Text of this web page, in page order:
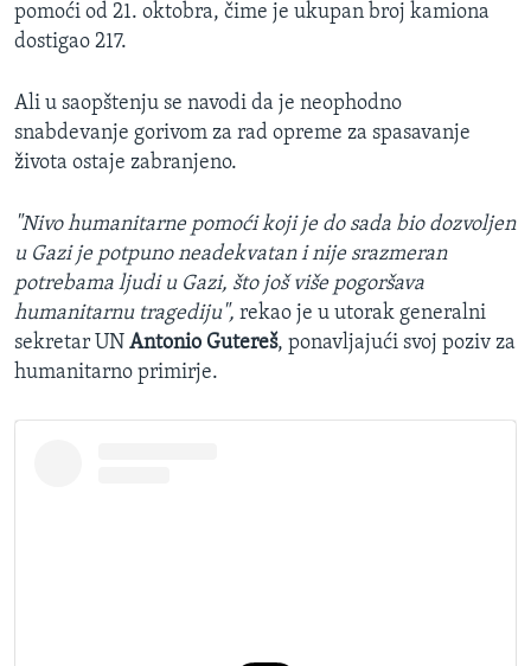
pomoći od 21. oktobra, čime je ukupan broj kamiona
dostigao 217.
Ali u saopštenju se navodi da je neophodno
snabdevanje gorivom za rad opreme za spasavanje
života ostaje zabranjeno.
"Nivo humanitarne pomoći koji je do sada bio dozvoljen
u Gazi je potpuno neadekvatan i nije srazmeran
potrebama ljudi u Gazi, što još više pogoršava
humanitarnu tragediju", rekao je u utorak generalni
sekretar UN Antonio Gutereš, ponavljajući svoj poziv za
humanitarno primirje.